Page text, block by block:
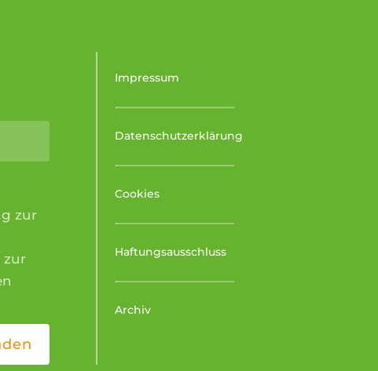
zur
zur
Impressum
-–––––––––––––––––––––
Datenschutzerklärung
-–––––––––––––––––––––
Cookies
-–––––––––––––––––––––
Haftungsausschluss
-–––––––––––––––––––––
Archiv